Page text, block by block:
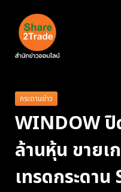
กระดานข่าว
WINDOW ปิ
ล้านหุ้น ขายเ
เทรดกระดาน